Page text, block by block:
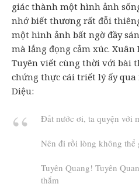
giác thành một hình ảnh
nhớ biết thương rất đỗi
một hình ảnh bất ngờ đầy
mà lắng đọng cảm xúc.
Tuyên viết cùng thời với bài
chứng thực cái triết lý ấy
Diệu:
Đất nước ơi, ta quyện với
Nên đi rồi lòng không thể
Tuyên Quang! Tuyên
thắm